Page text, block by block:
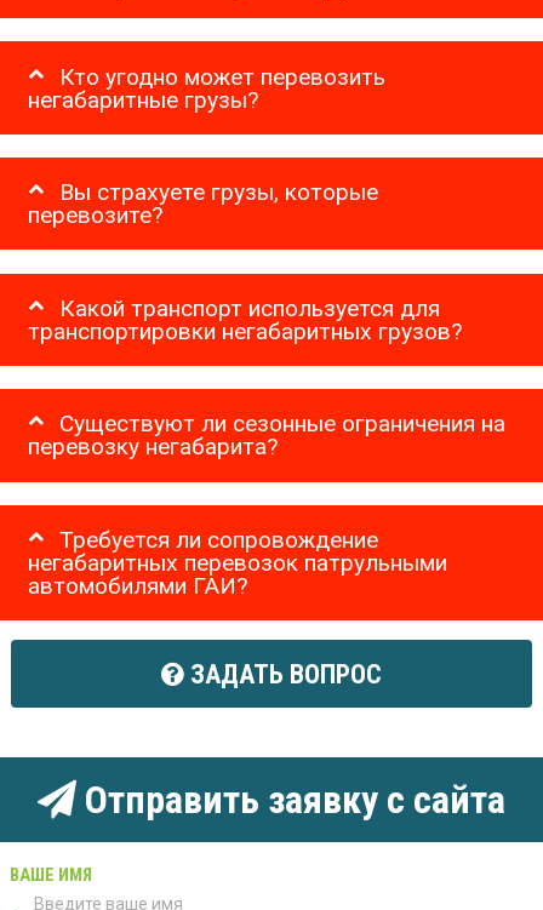
Кто угодно может перевозить
негабаритные грузы?
Вы страхуете грузы, которые
перевозите?
Какой транспорт используется для
транспортировки негабаритных грузов?
Существуют ли сезонные ограничения на
перевозку негабарита?
Требуется ли сопровождение
негабаритных перевозок патрульными
автомобилями ГАИ?
ЗАДАТЬ ВОПРОС
Отправить заявку с сайта
ВАШЕ ИМЯ